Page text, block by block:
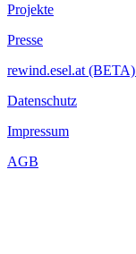
Projekte
Presse
rewind.esel.at (BETA)
Datenschutz
Impressum
AGB